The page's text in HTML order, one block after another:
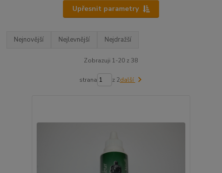
Upřesnit parametry
Nejnovější Nejlevnější Nejdražší
Zobrazuji 1-20 z 38
strana z 2další